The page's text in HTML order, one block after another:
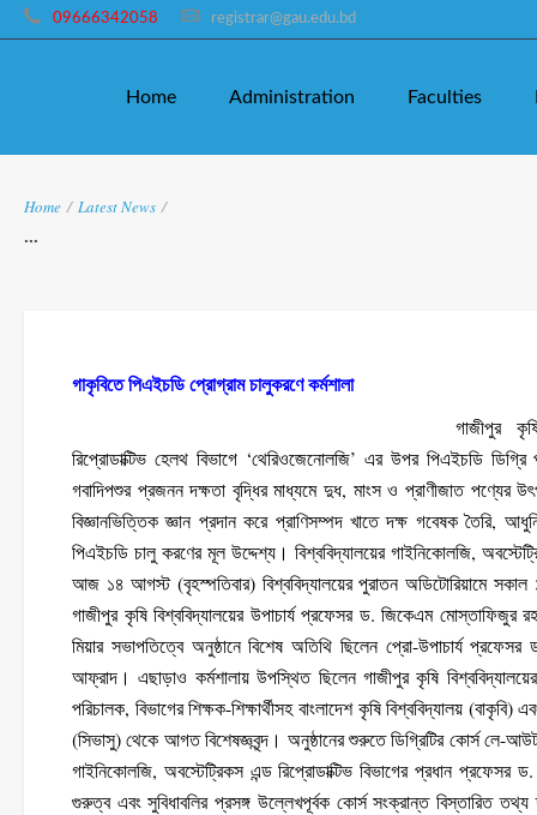
09666342058 registrar@gau.edu.bd
Home Administration Faculties
Home / Latest News /
...
গাকৃবিতে পিএইচডি প্রোগ্রাম চালুকরণে কর্মশালা
গাজীপুর
রিপ্রোডাক্টিভ হেলথ বিভাগে ‘থেরিওজেনোলজি’ এর উপর পিএইচডি
গবাদিপশুর প্রজনন দক্ষতা বৃদ্ধির মাধ্যমে দুধ, মাংস ও প্রাণীজাত পণ্যের
বিজ্ঞানভিত্তিক জ্ঞান প্রদান করে প্রাণিসম্পদ খাতে দক্ষ গবেষক তৈরি,
পিএইচডি চালু করণের মূল উদ্দেশ্য। বিশ্ববিদ্যালয়ের গাইনিকোলজি,
আজ ১৪ আগস্ট (বৃহস্পতিবার) বিশ্ববিদ্যালয়ের পুরাতন অডিটোরিয়ামে
গাজীপুর কৃষি বিশ্ববিদ্যালয়ের উপাচার্য প্রফেসর ড. জিকেএম মোস্তাফিজুর
মিয়ার সভাপতিত্বে অনুষ্ঠানে বিশেষ অতিথি ছিলেন প্রো-উপাচার্য
আফ্রাদ। এছাড়াও কর্মশালায় উপস্থিত ছিলেন গাজীপুর কৃষি
পরিচালক, বিভাগের শিক্ষক-শিক্ষার্থীসহ বাংলাদেশ কৃষি বিশ্ববিদ্যালয় (বাকৃবি)
(সিভাসু) থেকে আগত বিশেষজ্ঞবৃন্দ। অনুষ্ঠানের শুরুতে ডিগ্রিটির কোর্স লে-
গাইনিকোলজি, অবস্টেট্রিকস এন্ড রিপ্রোডাক্টিভ বিভাগের প্রধান
গুরুত্ব এবং সুবিধাবলির প্রসঙ্গ উল্লেখপূর্বক কোর্স সংক্রান্ত বিস্তারিত